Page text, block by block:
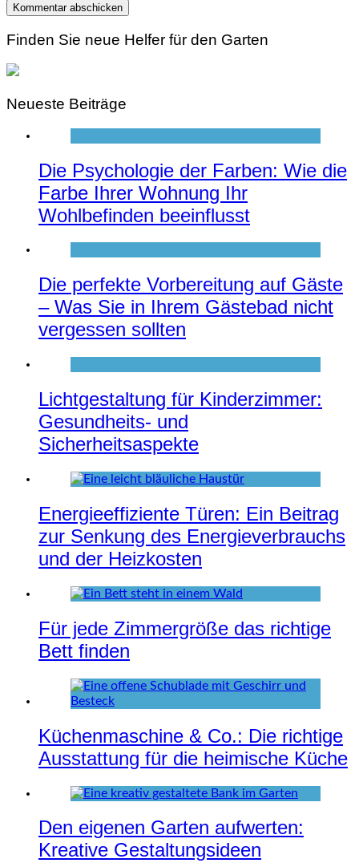
Finden Sie neue Helfer für den Garten
Neueste Beiträge
Die Psychologie der Farben: Wie die
Farbe Ihrer Wohnung Ihr
Wohlbefinden beeinflusst
Die perfekte Vorbereitung auf Gäste
– Was Sie in Ihrem Gästebad nicht
vergessen sollten
Lichtgestaltung für Kinderzimmer:
Gesundheits- und
Sicherheitsaspekte
Energieeffiziente Türen: Ein Beitrag
zur Senkung des Energieverbrauchs
und der Heizkosten
Für jede Zimmergröße das richtige
Bett finden
Küchenmaschine & Co.: Die richtige
Ausstattung für die heimische Küche
Den eigenen Garten aufwerten:
Kreative Gestaltungsideen